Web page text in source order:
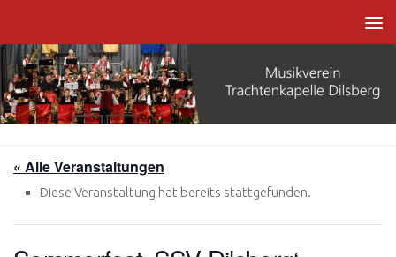
« Alle Veranstaltungen
Diese Veranstaltung hat bereits stattgefunden.